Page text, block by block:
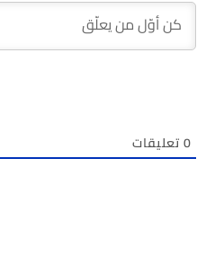
0تعليقات